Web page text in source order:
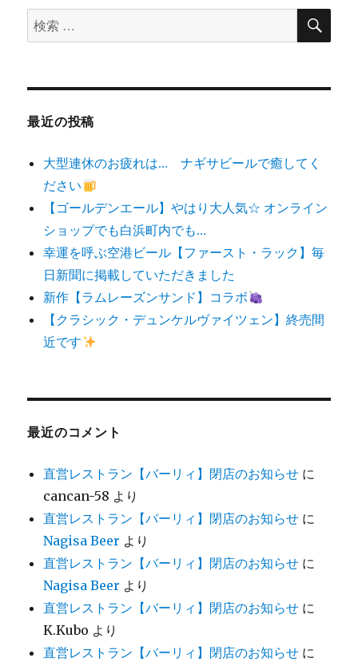
検
索
象:
検
最近の投稿
大型連休のお疲れは… ナギサビールで癒してく
ださい
【ゴールデンエール】やはり大人気☆ オンライン
ショップでも白浜町内でも…
幸運を呼ぶ空港ビール【ファースト・ラック】毎
日新聞に掲載していただきました
新作【ラムレーズンサンド】コラボ
【クラシック・デュンケルヴァイツェン】終売間
近です
最近のコメント
直営レストラン【バーリィ】閉店のお知らせ に
cancan-58 より
直営レストラン【バーリィ】閉店のお知らせ に
Nagisa Beer より
直営レストラン【バーリィ】閉店のお知らせ に
Nagisa Beer より
直営レストラン【バーリィ】閉店のお知らせ に
K.Kubo より
直営レストラン【バーリィ】閉店のお知らせ に